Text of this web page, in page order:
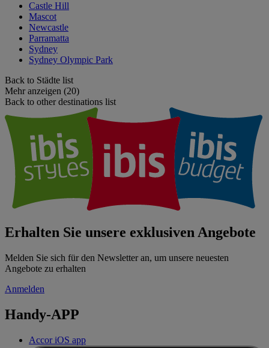
Castle Hill
Mascot
Newcastle
Parramatta
Sydney
Sydney Olympic Park
Back to Städte list
Mehr anzeigen (20)
Back to other destinations list
Erhalten Sie unsere exklusiven Angebote
Melden Sie sich für den Newsletter an, um unsere neuesten
Angebote zu erhalten
Anmelden
Handy-APP
Accor iOS app